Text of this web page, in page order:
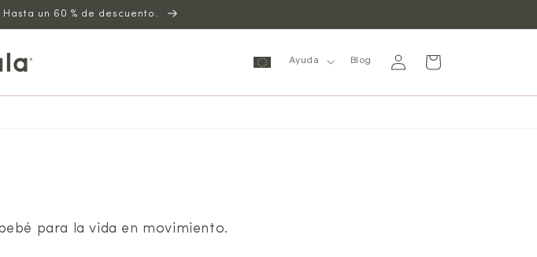
un 60 % de descuento.
Ayuda Blog
sesión
Carrito
para la vida en movimiento.